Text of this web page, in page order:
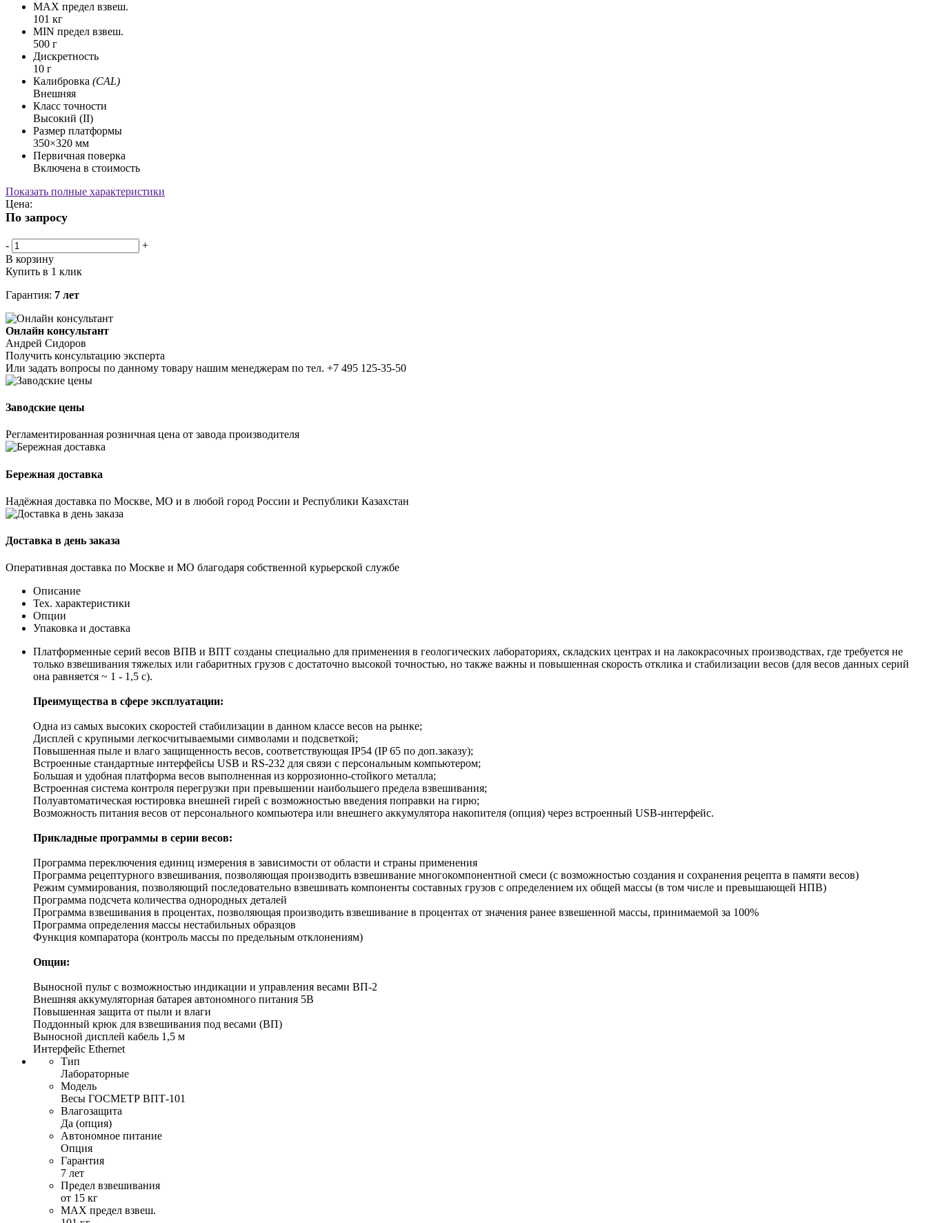
MAX предел взвеш.
101 кг
MIN предел взвеш.
500 г
Дискретность
10 г
Калибровка (CAL)
Внешняя
Класс точности
Высокий (II)
Размер платформы
350×320 мм
Первичная поверка
Включена в стоимость
Показать полные характеристики
Цена:
По запросу
-
+
В корзину
Купить в 1 клик
Гарантия: 7 лет
Онлайн консультант
Андрей Сидоров
Получить консультацию эксперта
Или задать вопросы по данному товару нашим менеджерам по тел. +7 495 125-35-50
Заводские цены
Регламентированная розничная цена от завода производителя
Бережная доставка
Надёжная доставка по Москве, МО и в любой город России и Республики Казахстан
Доставка в день заказа
Оперативная доставка по Москве и МО благодаря собственной курьерской службе
Описание
Тех. характеристики
Опции
Упаковка и доставка
Платформенные серий весов ВПВ и ВПТ созданы специально для применения в геологических лабораториях, складских центрах и на лакокрасочных производствах, где требуется не
только взвешивания тяжелых или габаритных грузов с достаточно высокой точностью, но также важны и повышенная скорость отклика и стабилизации весов (для весов данных серий
она равняется ~ 1 - 1,5 с).
Преимущества в сфере эксплуатации:
Одна из самых высоких скоростей стабилизации в данном классе весов на рынке;
Дисплей с крупными легкосчитываемыми символами и подсветкой;
Повышенная пыле и влаго защищенность весов, соответствующая IP54 (IP 65 по доп.заказу);
Встроенные стандартные интерфейсы USB и RS-232 для связи с персональным компьютером;
Большая и удобная платформа весов выполненная из коррозионно-стойкого металла;
Встроенная система контроля перегрузки при превышении наибольшего предела взвешивания;
Полуавтоматическая юстировка внешней гирей с возможностью введения поправки на гирю;
Возможность питания весов от персонального компьютера или внешнего аккумулятора накопителя (опция) через встроенный USB-интерфейс.
Прикладные программы в серии весов:
Программа переключения единиц измерения в зависимости от области и страны применения
Программа рецептурного взвешивания, позволяющая производить взвешивание многокомпонентной смеси (с возможностью создания и сохранения рецепта в памяти весов)
Режим суммирования, позволяющий последовательно взвешивать компоненты составных грузов с определением их общей массы (в том числе и превышающей НПВ)
Программа подсчета количества однородных деталей
Программа взвешивания в процентах, позволяющая производить взвешивание в процентах от значения ранее взвешенной массы, принимаемой за 100%
Программа определения массы нестабильных образцов
Функция компаратора (контроль массы по предельным отклонениям)
Опции:
Выносной пульт с возможностью индикации и управления весами ВП-2
Внешняя аккумуляторная батарея автономного питания 5В
Повышенная защита от пыли и влаги
Поддонный крюк для взвешивания под весами (ВП)
Выносной дисплей кабель 1,5 м
Интерфейс Ethernet
Тип
Лабораторные
Модель
Весы ГОСМЕТР ВПТ-101
Влагозащита
Да (опция)
Автономное питание
Опция
Гарантия
7 лет
Предел взвешивания
от 15 кг
MAX предел взвеш.